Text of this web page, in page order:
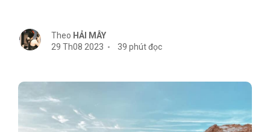
Theo HẢI MÂY
29 Th08 2023
39 phút đọc